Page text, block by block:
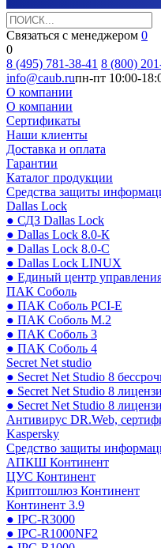
Связаться с менеджером 0
0
8 (495) 781-38-41 8 (800)
info@caub.ruпн-пт 10:00-
О компании
О компании
Сертификаты
Наши клиенты
Доставка и оплата
Гарантии
Каталог продукции
Средства защиты
Dallas Lock
● СДЗ Dallas Lock
● Dallas Lock 8.0-К
● Dallas Lock 8.0-С
● Dallas Lock LINUX
● Единый центр
ПАК Соболь
● ПАК Соболь PCI-E
● ПАК Соболь М.2
● ПАК Соболь 3
● ПАК Соболь 4
Secret Net studio
● Secret Net Studio 8
● Secret Net Studio 8
● Secret Net Studio 8
Антивирус DR.Web,
Kaspersky
Средство защиты
АПКШ Континент
ЦУС Континент
Криптошлюз Континент
Континент 3.9
● IPC-R3000
● IPC-R1000NF2